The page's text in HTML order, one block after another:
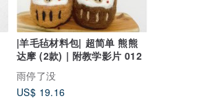
|羊毛毡材料包| 超简单 熊熊
达摩 (2款) | 附教学影片 012
雨停了没
US$ 19.16